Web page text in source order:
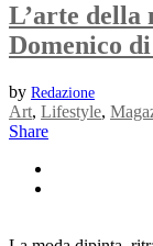
L’arte della
Domenico
by Redazione
Art, Lifestyle,
Share